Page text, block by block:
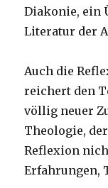
Diakonie, ein
Literatur der
Auch die
reichert den
völlig neuer
Theologie,
Reflexion
Erfahrungen,